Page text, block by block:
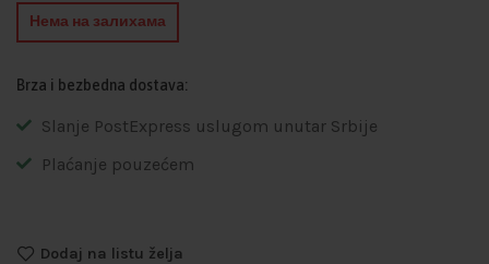
Нема на залихама
Brza i bezbedna dostava:
Slanje PostExpress uslugom unutar Srbije
Plaćanje pouzećem
Dodaj na listu želja